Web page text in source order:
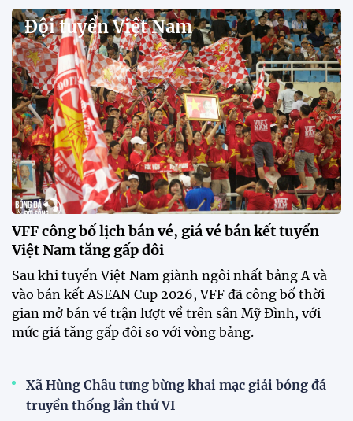
Singapore
11:22 28/07/2026
Mở bán vé trực tiếp trận sân
nhà đầu tiên của ĐT Việt Nam
tại ASEAN Cup 2026
17:17 27/07/2026
XSKT Đắk Lắk viết nên lịch sử
với chức vô địch VPL-S7
20:58 26/07/2026
Tài Lộc trở lại, ĐT Việt Nam
"khổ luyện" dưới nắng gắt tại
Hà Nội
XEM THÊM